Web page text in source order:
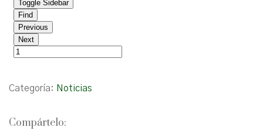
Categoría: Noticias
Compártelo: